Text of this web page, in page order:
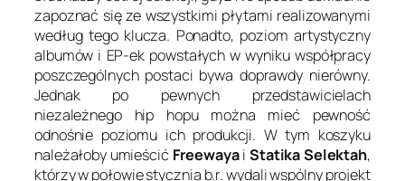
zapoznać się ze wszystkimi płytami realizowanymi
według tego klucza. Ponadto, poziom artystyczny
albumów i EP-ek powstałych w wyniku współpracy
poszczególnych postaci bywa doprawdy nierówny.
Jednak po pewnych przedstawicielach
niezależnego hip hopu można mieć pewność
odnośnie poziomu ich produkcji. W tym koszyku
należałoby umieścić Freewayai Statika Selektah,
którzy w połowie stycznia b.r. wydali wspólny projekt